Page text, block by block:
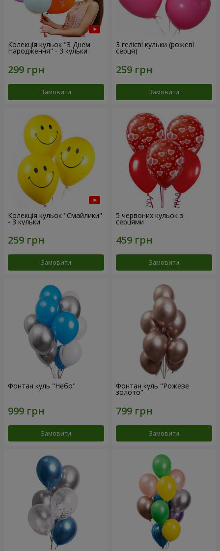
Колекція кульок "З Днем
Народження" - 3 кульки
Замовити
3 гелієві кульки (рожеві
серця)
Замовити
Колекція кульок "Смайлики"
- 3 кульки
Замовити
5 червоних кульок з
серцями
Замовити
Фонтан куль "Небо"
Замовити
Фонтан куль "Рожеве
золото"
Замовити